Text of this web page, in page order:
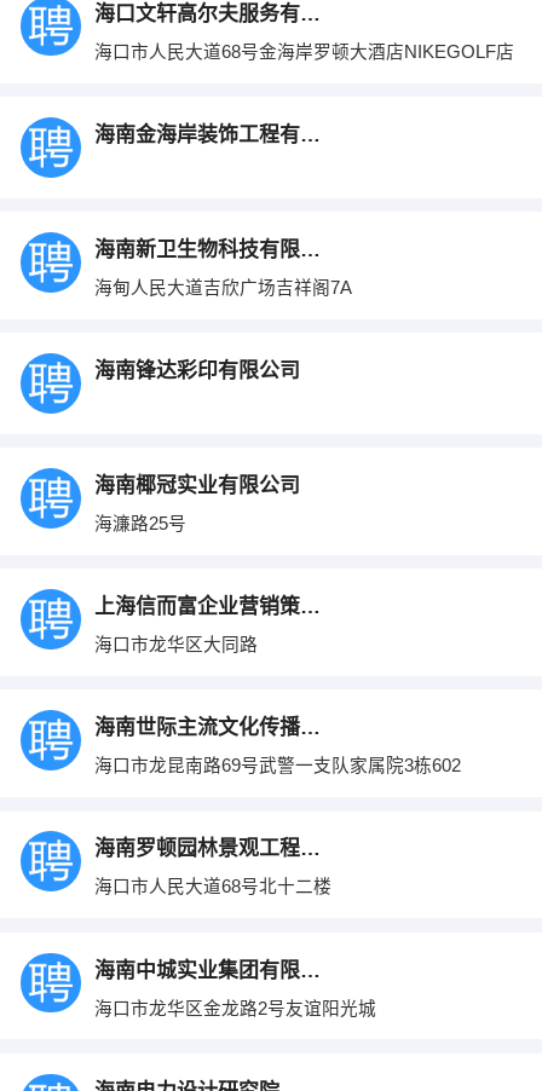
海口文轩高尔夫服务有限公司
海口市人民大道68号金海岸罗顿大酒店NIKEGOLF店
海南金海岸装饰工程有限公司
海南新卫生物科技有限公司
海甸人民大道吉欣广场吉祥阁7A
海南锋达彩印有限公司
海南椰冠实业有限公司
海濂路25号
上海信而富企业营销策划有限公司海口分公司
海口市龙华区大同路
海南世际主流文化传播有限公司
海口市龙昆南路69号武警一支队家属院3栋602
海南罗顿园林景观工程有限公司
海口市人民大道68号北十二楼
海南中城实业集团有限公司
海口市龙华区金龙路2号友谊阳光城